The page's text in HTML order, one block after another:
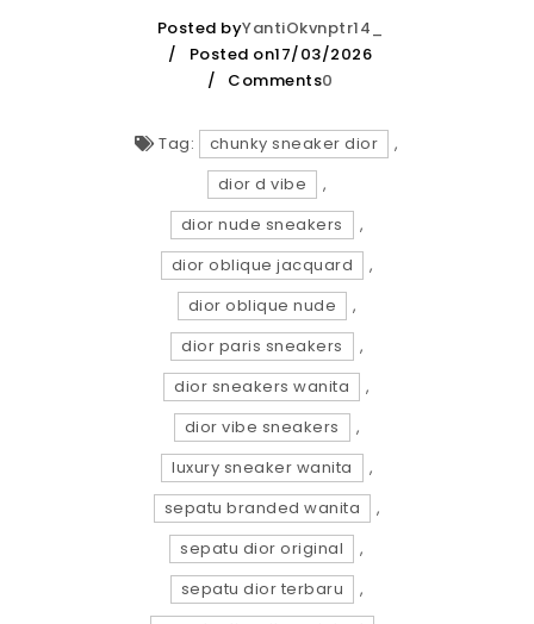
Posted byYantiOkvnptr14_
Posted on17/03/2026
Comments0
Tag: chunky sneaker dior
,
dior d vibe
,
dior nude sneakers
,
dior oblique jacquard
,
dior oblique nude
,
dior paris sneakers
,
dior sneakers wanita
,
dior vibe sneakers
,
luxury sneaker wanita
,
sepatu branded wanita
,
sepatu dior original
,
sepatu dior terbaru
,